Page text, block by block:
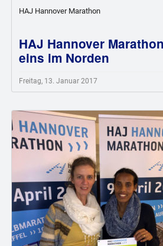
HAJ Hannover Marathon
HAJ Hannover
eins im Norden
Freitag, 13. Januar 2017